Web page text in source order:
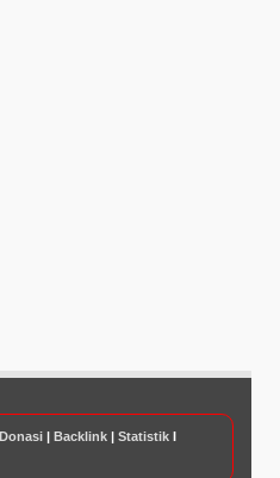
Donasi| Backlink| StatistikI